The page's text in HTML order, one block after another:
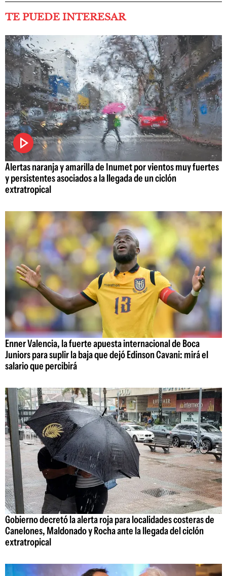
TE PUEDE INTERESAR
Alertas naranja y amarilla de Inumet por vientos muy fuertes
y persistentes asociados a la llegada de un ciclón
extratropical
Enner Valencia, la fuerte apuesta internacional de Boca
Juniors para suplir la baja que dejó Edinson Cavani: mirá el
salario que percibirá
Gobierno decretó la alerta roja para localidades costeras de
Canelones, Maldonado y Rocha ante la llegada del ciclón
extratropical